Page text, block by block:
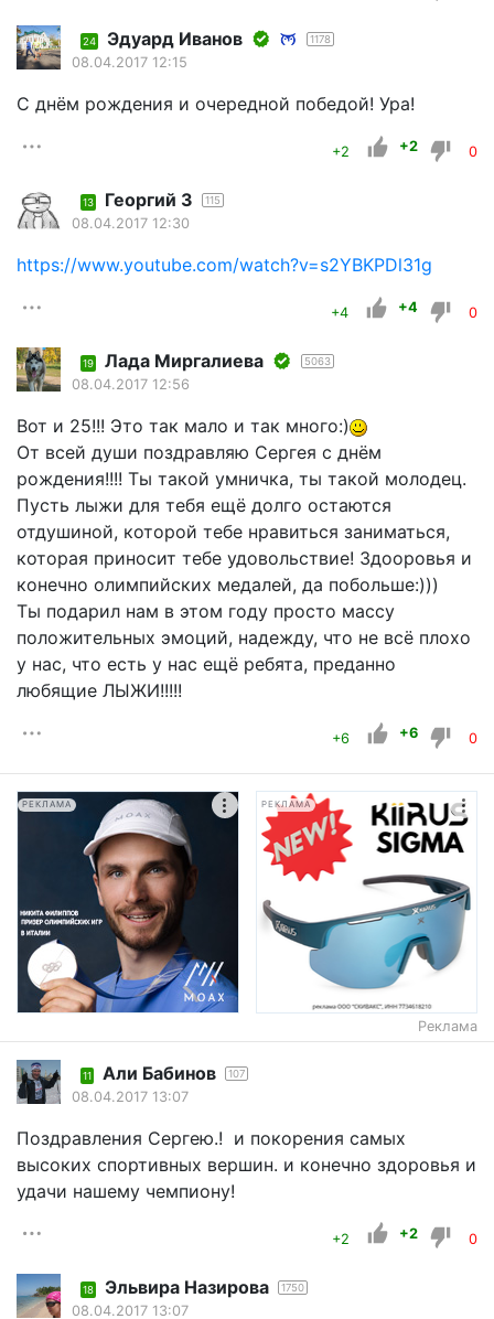
24 Эдуард Иванов 1178
08.04.2017 12:15
С днём рождения и очередной победой! Ура!
+2 +2 0
13 Георгий З 115
08.04.2017 12:30
https://www.youtube.com/watch?v=s2YBKPDl31g
+4 +4 0
19 Лада Миргалиева 5063
08.04.2017 12:56
Вот и 25!!! Это так мало и так много:)
От всей души поздравляю Сергея с днём
рождения!!!! Ты такой умничка, ты такой молодец.
Пусть лыжи для тебя ещё долго остаются
отдушиной, которой тебе нравиться заниматься,
которая приносит тебе удовольствие! Здооровья и
конечно олимпийских медалей, да побольше:)))
Ты подарил нам в этом году просто массу
положительных эмоций, надежду, что не всё плохо
у нас, что есть у нас ещё ребята, преданно
любящие ЛЫЖИ!!!!!
+6 +6 0
РЕКЛАМА РЕКЛАМА
Реклама
11 Али Бабинов 107
08.04.2017 13:07
Поздравления Сергею.! и покорения самых
высоких спортивных вершин. и конечно здоровья и
удачи нашему чемпиону!
+2 +2 0
18 Эльвира Назирова 1750
08.04.2017 13:07